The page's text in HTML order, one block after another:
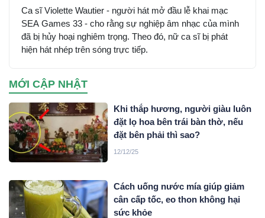
Ca sĩ Violette Wautier - người hát mở đầu lễ khai mạc
SEA Games 33 - cho rằng sự nghiệp âm nhạc của mình
đã bị hủy hoại nghiêm trọng. Theo đó, nữ ca sĩ bị phát
hiện hát nhép trên sóng trực tiếp.
MỚI CẬP NHẬT
Khi thắp hương, người giàu luôn
đặt lọ hoa bên trái bàn thờ, nếu
đặt bên phải thì sao?
12/12/25
Cách uống nước mía giúp giảm
cân cấp tốc, eo thon không hại
sức khỏe